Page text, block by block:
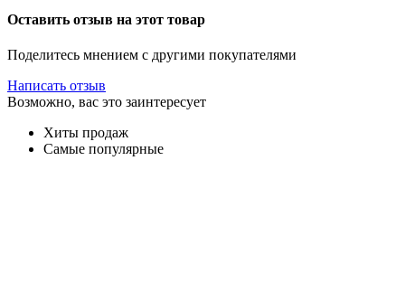
Оставить отзыв на этот товар
Поделитесь мнением с другими покупателями
Написать отзыв
Возможно, вас это заинтересует
Хиты продаж
Самые популярные